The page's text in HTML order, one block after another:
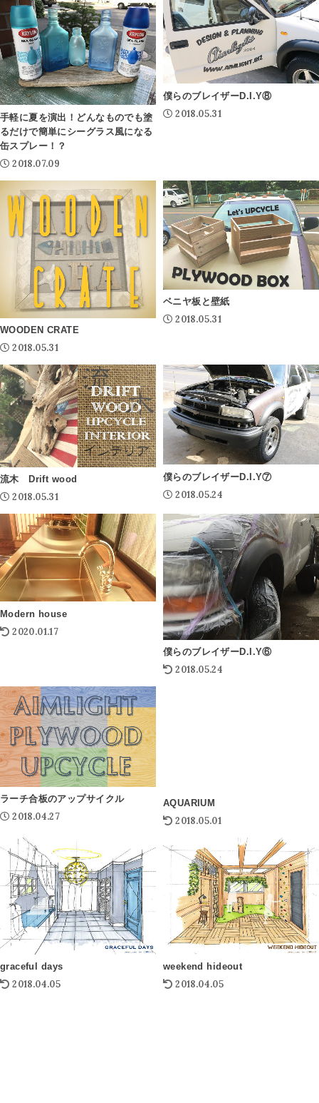
手軽に夏を演出！どんなものでも塗
るだけで簡単にシーグラス風になる
缶スプレー！？
2018.07.09
僕らのブレイザーD.I.Y⑧
2018.05.31
WOODEN CRATE
2018.05.31
ベニヤ板と壁紙
2018.05.31
流木 Drift wood
2018.05.31
僕らのブレイザーD.I.Y⑦
2018.05.24
Modern house
2020.01.17
僕らのブレイザーD.I.Y⑥
2018.05.24
ラーチ合板のアップサイクル
2018.04.27
AQUARIUM
2018.05.01
graceful days
2018.04.05
weekend hideout
2018.04.05